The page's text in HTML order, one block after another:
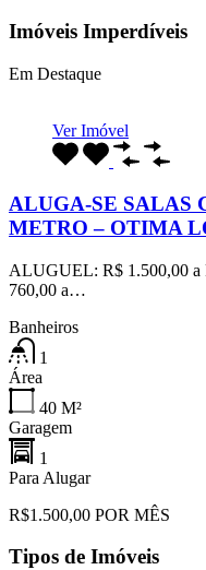
Imóveis Imperdíveis
Em Destaque
Ver Imóvel
ALUGA-SE SALAS
METRO – OTIMA
ALUGUEL: R$ 1.500,00
760,00 a…
Banheiros
1
Área
40 M²
Garagem
1
Para Alugar
R$1.500,00 POR MÊS
Tipos de Imóveis